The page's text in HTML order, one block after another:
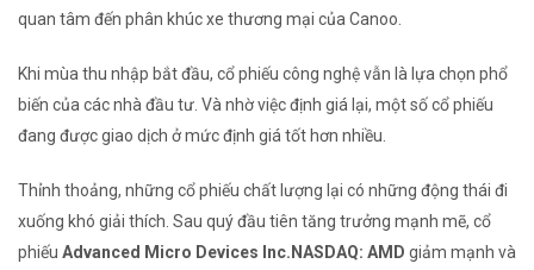
quan tâm đến phân khúc xe thương mại của Canoo.
Khi mùa thu nhập bắt đầu, cổ phiếu công nghệ vẫn là lựa chọn phổ
biến của các nhà đầu tư. Và nhờ việc định giá lại, một số cổ phiếu
đang được giao dịch ở mức định giá tốt hơn nhiều.
Thỉnh thoảng, những cổ phiếu chất lượng lại có những động thái đi
xuống khó giải thích. Sau quý đầu tiên tăng trưởng mạnh mẽ, cổ
phiếu Advanced Micro Devices Inc. NASDAQ: AMD giảm mạnh và